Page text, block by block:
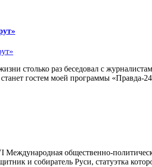
раз беседовал с
гостем моей программы «Правда-
общественно-
и собиратель Руси, статуэтка